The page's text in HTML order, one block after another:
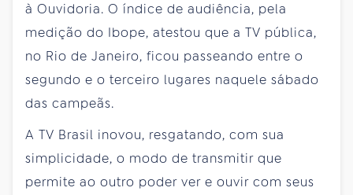
à Ouvidoria. O índice de audiência, pela
medição do Ibope, atestou que a TV pública,
no Rio de Janeiro, ficou passeando entre o
segundo e o terceiro lugares naquele sábado
das campeãs.
A TV Brasil inovou, resgatando, com sua
simplicidade, o modo de transmitir que
permite ao outro poder ver e ouvir com seus